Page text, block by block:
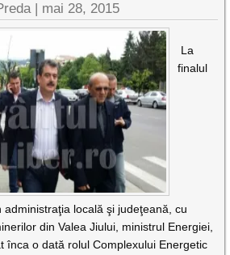
| mai 28, 2015
La
finalul
locală şi judeţeană, cu
din Valea Jiului, ministrul Energiei,
înca o dată rolul Complexului Energetic